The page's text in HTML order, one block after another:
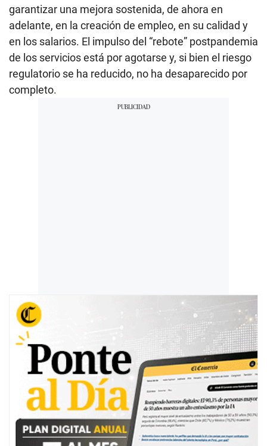
garantizar una mejora sostenida, de ahora en
adelante, en la creación de empleo, en su calidad y
en los salarios. El impulso del “rebote” postpandemia
de los servicios está por agotarse y, si bien el riesgo
regulatorio se ha reducido, no ha desaparecido por
completo.